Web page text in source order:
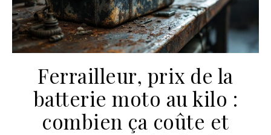
Ferrailleur, prix de la
batterie moto au kilo :
combien ça coûte et